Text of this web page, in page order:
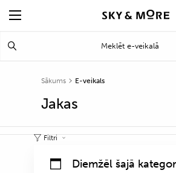
Sākums E-veikals
Jakas
Filtri
Diemžēl šajā